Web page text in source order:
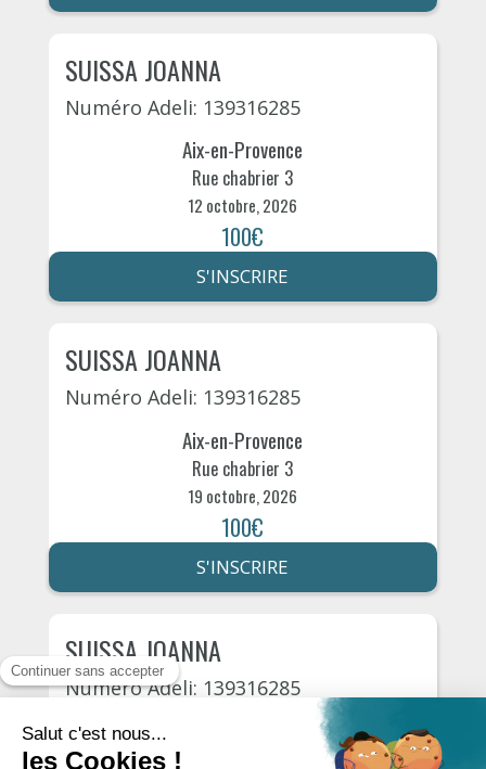
SUISSA JOANNA
Numéro Adeli: 139316285
Aix-en-Provence
Rue chabrier 3
12 octobre, 2026
100€
S'INSCRIRE
SUISSA JOANNA
Numéro Adeli: 139316285
Aix-en-Provence
Rue chabrier 3
19 octobre, 2026
100€
S'INSCRIRE
SUISSA JOANNA
Numéro Adeli: 139316285